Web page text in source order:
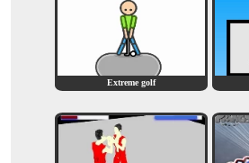
Extreme golf